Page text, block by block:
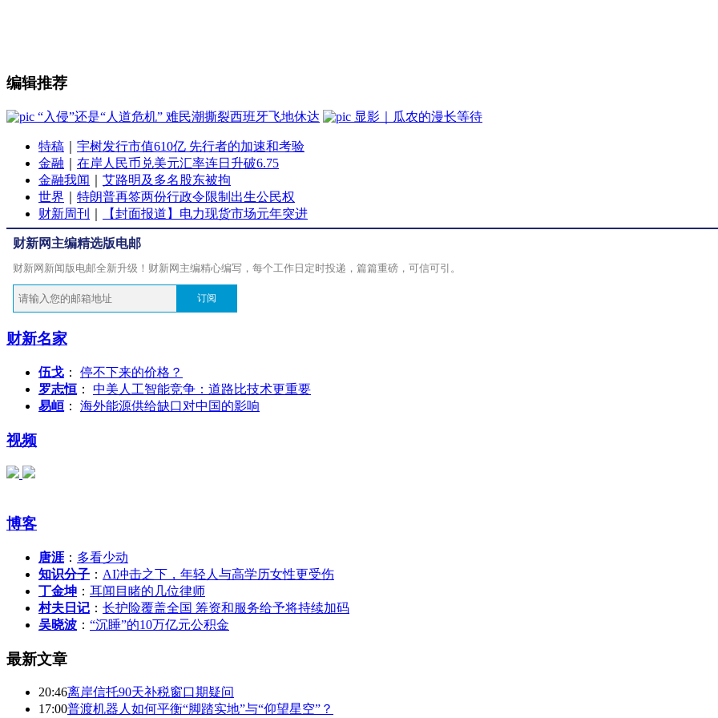
编辑推荐
“入侵”还是“人道危机” 难民潮撕裂西班牙飞地休达 显影｜瓜农的漫长等待
特稿
宇树发行市值610亿 先行者的加速和考验
金融
在岸人民币兑美元汇率连日升破6.75
金融我闻
艾路明及多名股东被拘
世界
特朗普再签两份行政令限制出生公民权
财新周刊
【封面报道】电力现货市场元年突进
财新网主编精选版电邮
财新网新闻版电邮全新升级！财新网主编精心编写，每个工作日定时投递，篇篇重磅，可信可引。
订阅
财新名家
伍戈 ： 停不下来的价格？
罗志恒 ： 中美人工智能竞争：道路比技术更重要
易峘 ： 海外能源供给缺口对中国的影响
视频
博客
唐涯 ： 多看少动
知识分子 ： AI冲击之下，年轻人与高学历女性更受伤
丁金坤 ： 耳闻目睹的几位律师
村夫日记 ： 长护险覆盖全国 筹资和服务给予将持续加码
吴晓波 ： “沉睡”的10万亿元公积金
最新文章
20:46离岸信托90天补税窗口期疑问
17:00普渡机器人如何平衡“脚踏实地”与“仰望星空”？